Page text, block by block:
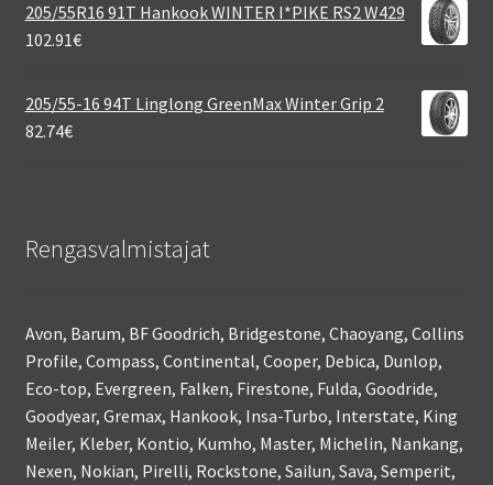
205/55R16 91T Hankook WINTER I*PIKE RS2 W429
102.91€
205/55-16 94T Linglong GreenMax Winter Grip 2
82.74€
Rengasvalmistajat
Avon, Barum, BF Goodrich, Bridgestone, Chaoyang, Collins
Profile, Compass, Continental, Cooper, Debica, Dunlop,
Eco-top, Evergreen, Falken, Firestone, Fulda, Goodride,
Goodyear, Gremax, Hankook, Insa-Turbo, Interstate, King
Meiler, Kleber, Kontio, Kumho, Master, Michelin, Nankang,
Nexen, Nokian, Pirelli, Rockstone, Sailun, Sava, Semperit,